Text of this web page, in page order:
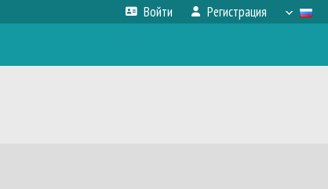
Войти Регистрация